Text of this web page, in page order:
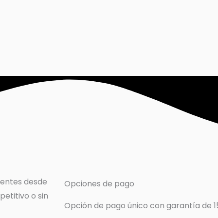
desde
o sin
Opciones de pago
Opción de pago único con garantía de